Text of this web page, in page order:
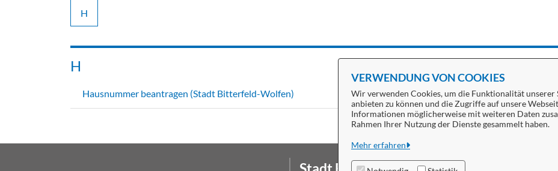
H
H
Hausnummer beantragen (Stadt Bitterfeld-Wolfen)
VERWENDUNG VON COOKIES
Wir verwenden Cookies, um die Funktionalität
anbieten zu können und die Zugriffe auf unsere
Informationen möglicherweise mit weiteren Daten
Rahmen Ihrer Nutzung der Dienste gesammelt haben.
Mehr erfahren